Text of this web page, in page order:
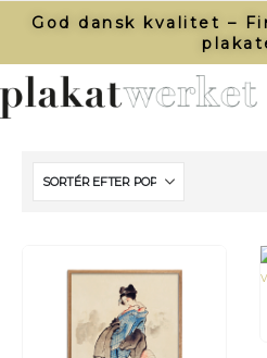
God dansk kvalitet –